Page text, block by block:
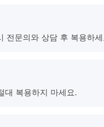
전문의와 상담 후 복용하세
대 복용하지 마세요.